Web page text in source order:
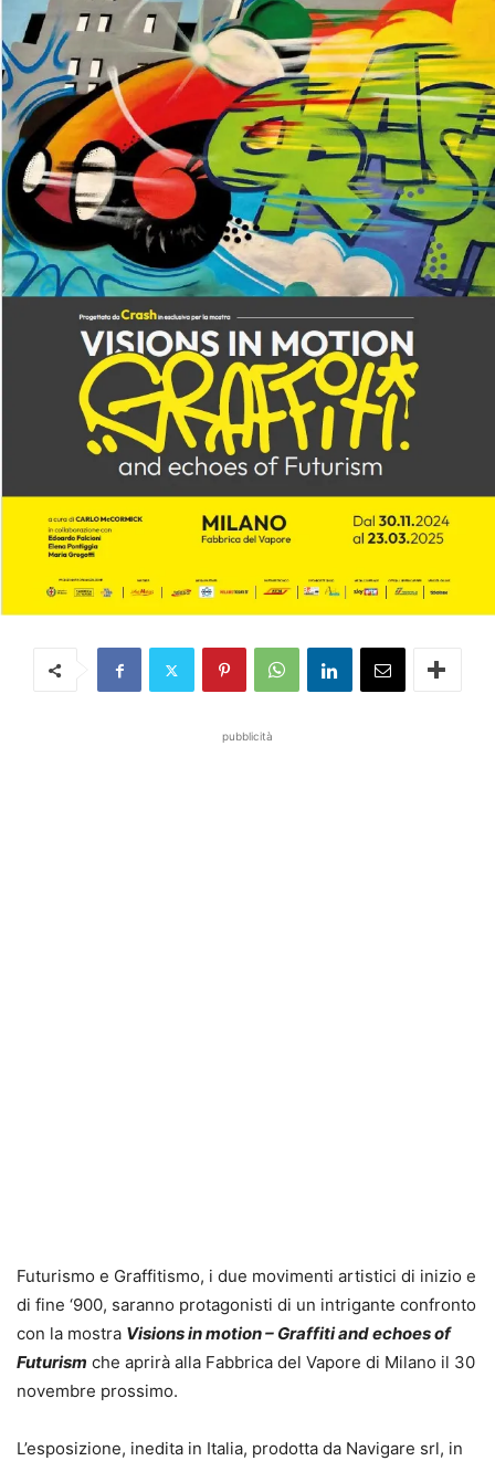
pubblicità
Futurismo e Graffitismo, i due movimenti artistici di inizio e
di fine ‘900, saranno protagonisti di un intrigante confronto
con la mostra Visions in motion – Graffiti and echoes of
Futurism che aprirà alla Fabbrica del Vapore di Milano il 30
novembre prossimo.
L’esposizione, inedita in Italia, prodotta da Navigare srl, in